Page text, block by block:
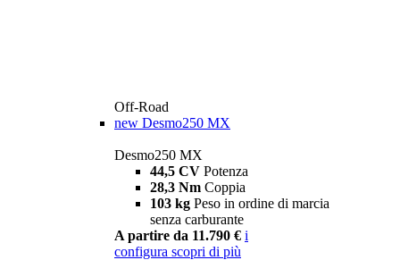
Off-Road
new Desmo250 MX
Desmo250 MX
44,5 CV Potenza
28,3 Nm Coppia
103 kg Peso in ordine di marcia
senza carburante
A partire da 11.790 € i
configura scopri di più